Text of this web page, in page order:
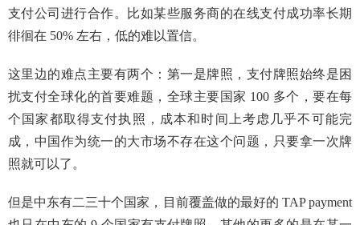
支付公司进行合作。比如某些服务商的在线支付成功率长期
徘徊在 50% 左右，低的难以置信。
这里边的难点主要有两个：第一是牌照，支付牌照始终是困
扰支付全球化的首要难题，全球主要国家 100 多个，要在每
个国家都取得支付执照，成本和时间上考虑几乎不可能完
成，中国作为统一的大市场不存在这个问题，只要拿一次牌
照就可以了。
但是中东有二三十个国家，目前覆盖做的最好的 TAP payment